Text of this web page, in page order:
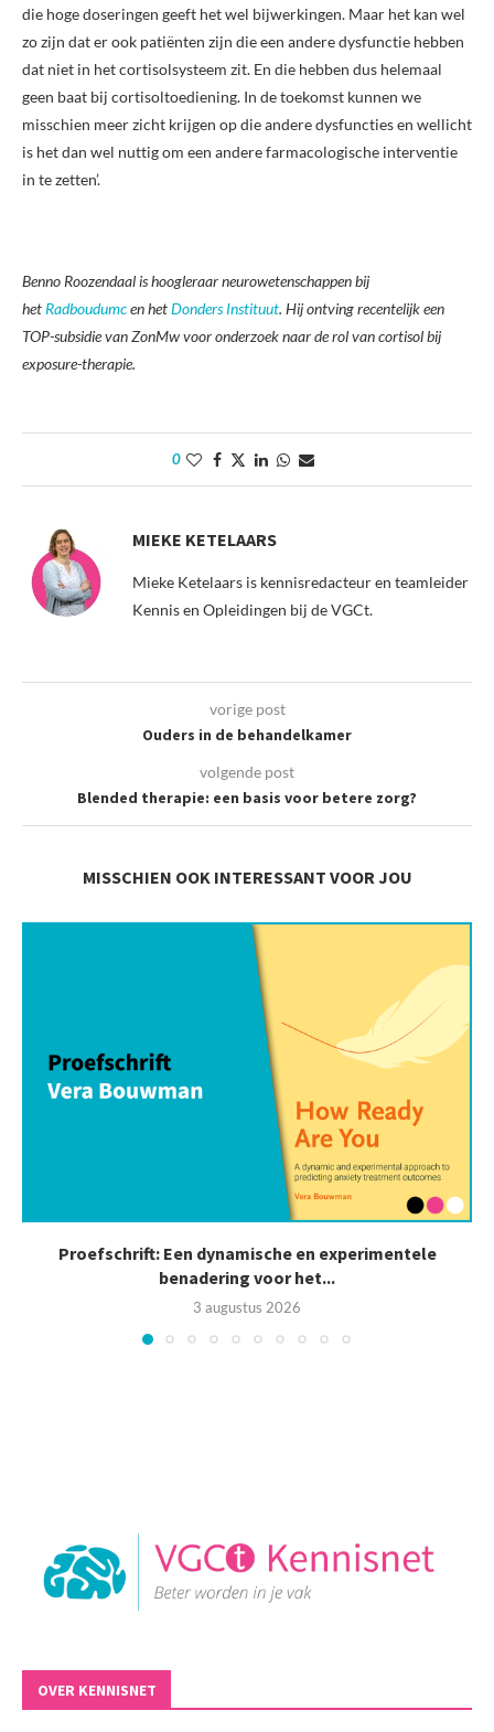
die hoge doseringen geeft het wel bijwerkingen. Maar het kan wel
zo zijn dat er ook patiënten zijn die een andere dysfunctie hebben
dat niet in het cortisolsysteem zit. En die hebben dus helemaal
geen baat bij cortisoltoediening. In de toekomst kunnen we
misschien meer zicht krijgen op die andere dysfuncties en wellicht
is het dan wel nuttig om een andere farmacologische interventie
in te zetten’.
Benno Roozendaal is hoogleraar neurowetenschappen bij
het Radboudumcen hetDonders Instituut. Hij ontving recentelijk een
TOP-subsidie van ZonMw voor onderzoek naar de rol van cortisol bij
exposure-therapie.
0
MIEKE KETELAARS
Mieke Ketelaars is kennisredacteur en teamleider
Kennis en Opleidingen bij de VGCt.
vorige post
Ouders in de behandelkamer
volgende post
Blended therapie: een basis voor betere zorg?
MISSCHIEN OOK INTERESSANT VOOR JOU
Proefschrift: Een dynamische en experimentele
benadering voor het...
3 augustus 2026
OVER KENNISNET